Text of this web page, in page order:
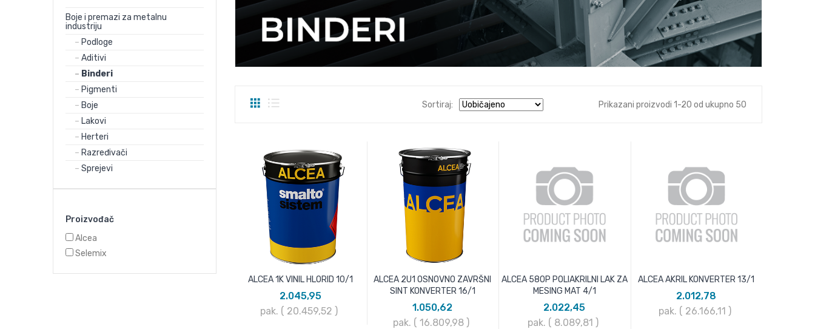
Boje i premazi za metalnu
industriju
Podloge
Aditivi
Binderi
Pigmenti
Boje
Lakovi
Herteri
Razređivači
Sprejevi
Proizvođač
Alcea
Selemix
Sortiraj: Prikazani proizvodi 1-20 od ukupno 50
ALCEA 1K VINIL HLORID 10/1
2.045,95
pak. ( 20.459,52 )
ALCEA 2U1 OSNOVNO ZAVRŠNI
SINT KONVERTER 16/1
1.050,62
pak. ( 16.809,98 )
ALCEA 58OP POLIAKRILNI LAK ZA
MESING MAT 4/1
2.022,45
pak. ( 8.089,81 )
ALCEA AKRIL KONVERTER 13/1
2.012,78
pak. ( 26.166,11 )